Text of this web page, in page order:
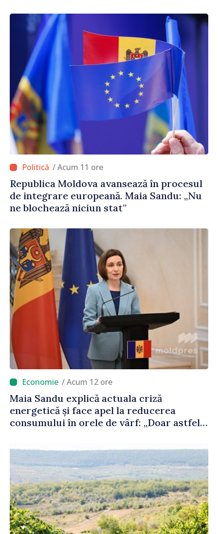
politica statului”
/ Acum 11 ore
Republica Moldova avansează în procesul
de integrare europeană. Maia Sandu: „Nu
ne blochează niciun stat”
/ Acum 12 ore
Maia Sandu explică actuala criză
energetică și face apel la reducerea
consumului în orele de vârf: „Doar astfel
mic”